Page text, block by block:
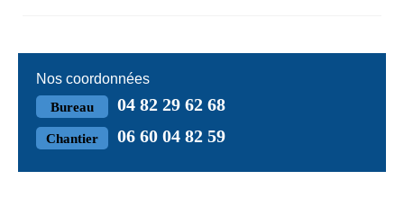
Nos coordonnées
Bureau 04 82 29 62 68
Chantier 06 60 04 82 59